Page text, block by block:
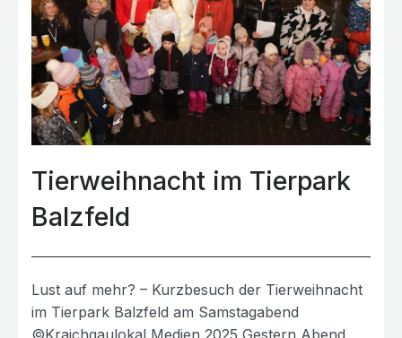
Tierweihnacht im Tierpark
Balzfeld
Lust auf mehr? – Kurzbesuch der Tierweihnacht
im Tierpark Balzfeld am Samstagabend
©Kraichgaulokal Medien 2025 Gestern Abend